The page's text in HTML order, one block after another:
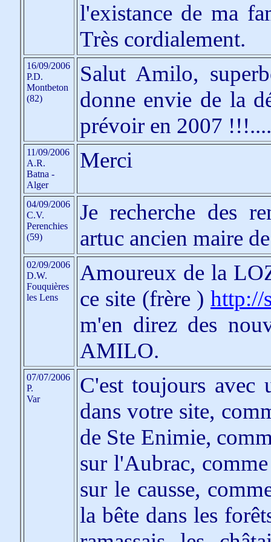
l'existance de ma
Très cordialement.
16/09/2006
P.D.
Montbeton
(82)
Salut Amilo,
donne envie de la
prévoir en 2007
11/09/2006
A.R.
Batna -
Alger
Merci
04/09/2006
C.V.
Perenchies
(59)
Je recherche des
artuc ancien maire
02/09/2006
D.W.
Fouquières
les Lens
Amoureux de la
ce site (frère ) http://
m'en direz des
AMILO.
07/07/2006
P.
Var
C'est toujours avec
dans votre site,
de Ste Enimie,
sur l'Aubrac,
sur le causse,
la bête dans les